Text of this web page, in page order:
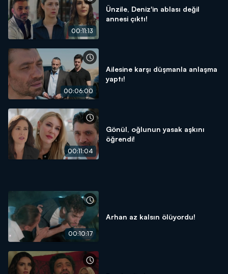
00:11:13
Ünzile, Deniz'in ablası değil
annesi çıktı!
00:06:00
Ailesine karşı düşmanla anlaşma
yaptı!
00:11:04
Gönül, oğlunun yasak aşkını
öğrendi!
00:10:17
Arhan az kalsın ölüyordu!